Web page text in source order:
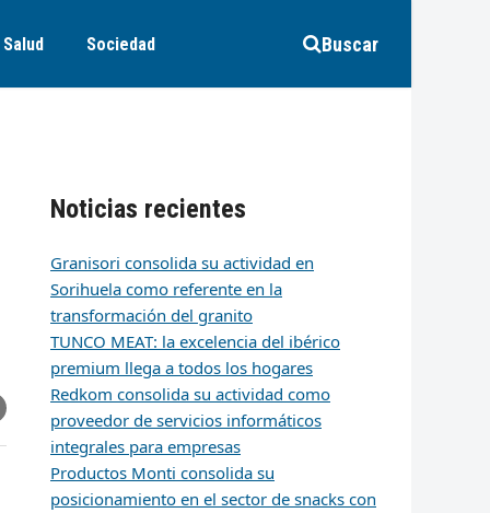
Salud Sociedad Buscar
Noticias recientes
Granisori consolida su actividad en
Sorihuela como referente en la
transformación del granito
TUNCO MEAT: la excelencia del ibérico
premium llega a todos los hogares
Redkom consolida su actividad como
proveedor de servicios informáticos
integrales para empresas
Productos Monti consolida su
posicionamiento en el sector de snacks con